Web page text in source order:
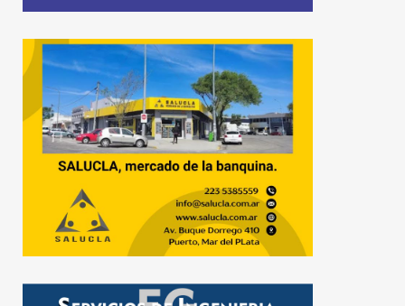
21 de julio de 2026